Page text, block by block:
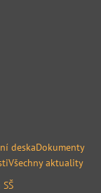
deskaDokumenty
Všechny aktuality